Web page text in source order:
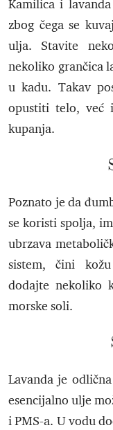
Kamilica i
zbog čega se
ulja. Stavite
nekoliko grančica
u kadu. Takav
opustiti telo, već
kupanja.
Poznato je da
se koristi spolja,
ubrzava
sistem, čini
dodajte nekoliko
morske soli.
Lavanda je
esencijalno ulje
i PMS-a. U vodu